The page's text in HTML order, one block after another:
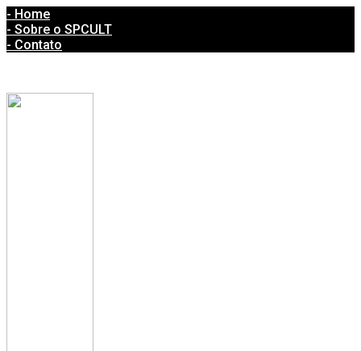
- Home
- Sobre o SPCULT
- Contato